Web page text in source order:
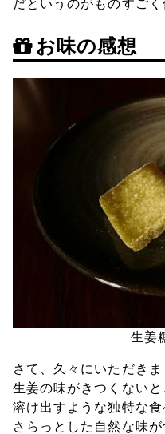
だというのがものすごく
お味の感想
生姜
さて、久々にいただき
生姜の味がきつくない
溶け出すような独特な食
さらっとした自然な味